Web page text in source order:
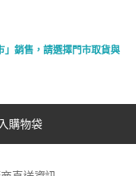
」銷售，請選擇門市取貨與
購物袋